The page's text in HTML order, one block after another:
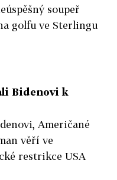
soupeř
golfu ve Sterlingu
Bidenovi k
Američané
věří ve
restrikce USA